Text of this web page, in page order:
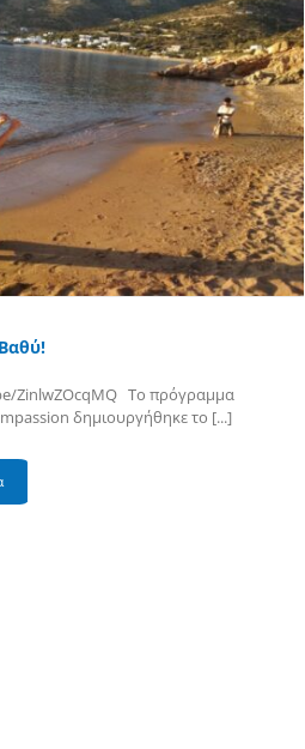
ZinlwZOcqMQ Το πρόγραμμα
δημιουργήθηκε το [...]